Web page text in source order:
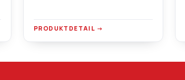
PRODUKTDETAIL →